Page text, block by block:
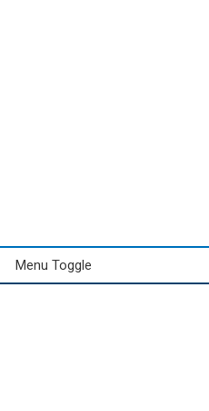
Menu Toggle